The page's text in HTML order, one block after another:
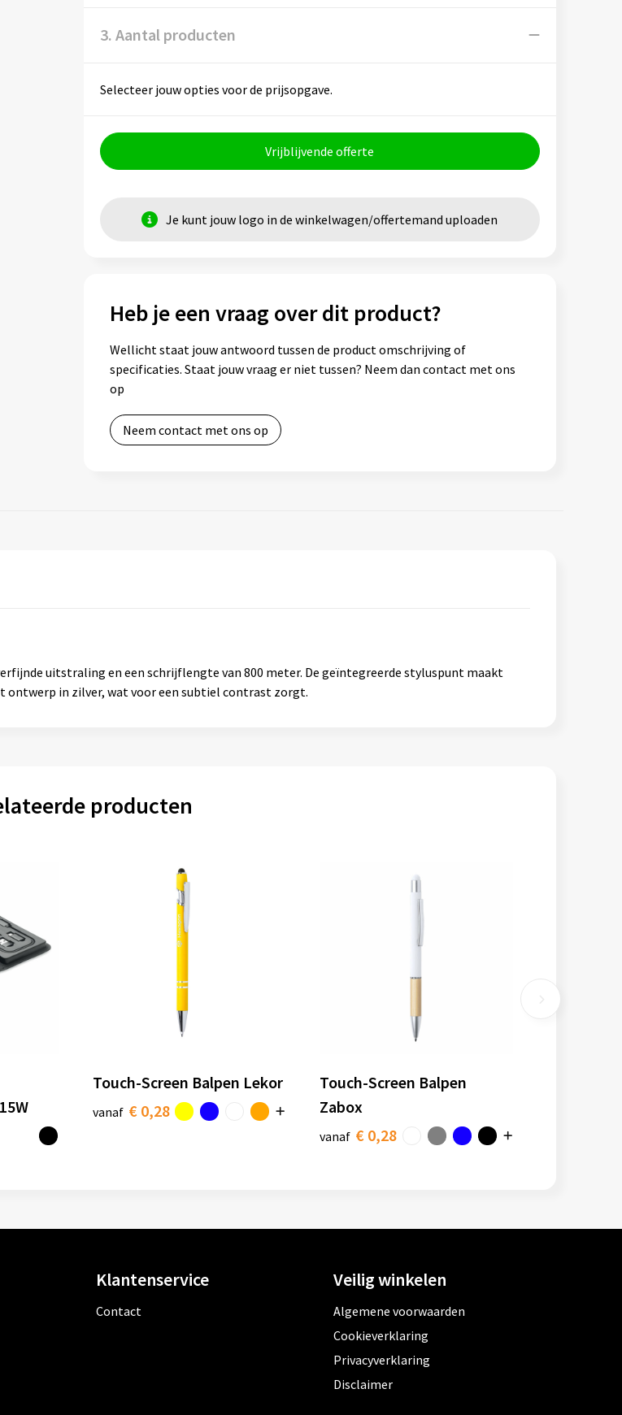
3. Aantal producten
Selecteer jouw opties voor de prijsopgave.
Vrijblijvende offerte
Je kunt jouw logo in de winkelwagen/offertemand uploaden
Heb je een vraag over dit product?
Wellicht staat jouw antwoord tussen de product omschrijving of
specificaties. Staat jouw vraag er niet tussen? Neem dan contact met ons
op
Neem contact met ons op
uitstraling en een schrijflengte van 800 meter. De geïntegreerde styluspunt maakt
ontwerp in zilver, wat voor een subtiel contrast zorgt.
producten
Touch-Screen Balpen Lekor
vanaf € 0,28
Touch-Screen Balpen
Zabox
vanaf € 0,28
Klantenservice
Contact
Veilig winkelen
Algemene voorwaarden
Cookieverklaring
Privacyverklaring
Disclaimer